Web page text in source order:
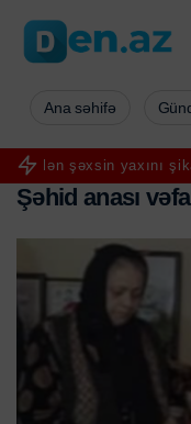
şikayət edib-VİDEO
Ana səhifə
Şəhid anası vəfa